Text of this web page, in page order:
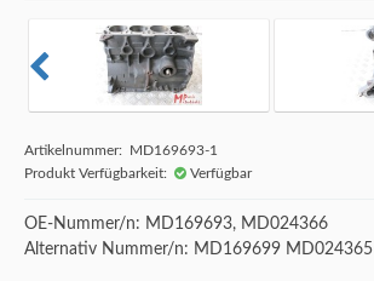
Artikelnummer: MD169693-1
Produkt Verfügbarkeit:
Verfügbar
OE-Nummer/n: MD169693, MD024366
Alternativ Nummer/n: MD169699 MD024365